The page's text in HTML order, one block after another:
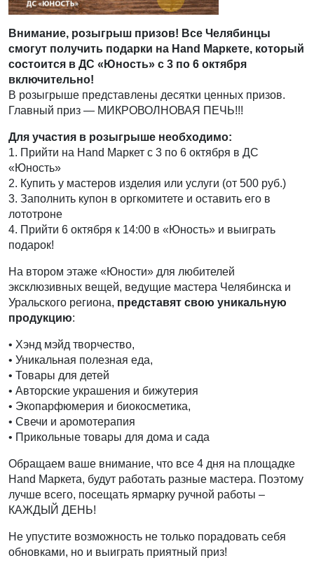
Внимание, розыгрыш призов! Все Челябинцы
смогут получить подарки на Hand Маркете, который
состоится в ДС «Юность» с 3 по 6 октября
включительно!
В розыгрыше представлены десятки ценных призов.
Главный приз — МИКРОВОЛНОВАЯ ПЕЧЬ!!!
Для участия в розыгрыше необходимо:
1. Прийти на Hand Маркет с 3 по 6 октября в ДС
«Юность»
2. Купить у мастеров изделия или услуги (от 500 руб.)
3. Заполнить купон в оргкомитете и оставить его в
лототроне
4. Прийти 6 октября к 14:00 в «Юность» и выиграть
подарок!
На втором этаже «Юности» для любителей
эксклюзивных вещей, ведущие мастера Челябинска и
Уральского региона, представят свою уникальную
продукцию:
• Хэнд мэйд творчество,
• Уникальная полезная еда,
• Товары для детей
• Авторские украшения и бижутерия
• Экопарфюмерия и биокосметика,
• Свечи и аромотерапия
• Прикольные товары для дома и сада
Обращаем ваше внимание, что все 4 дня на площадке
Hand Маркета, будут работать разные мастера. Поэтому
лучше всего, посещать ярмарку ручной работы –
КАЖДЫЙ ДЕНЬ!
Не упустите возможность не только порадовать себя
обновками, но и выиграть приятный приз!